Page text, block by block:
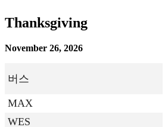
Thanksgiving
November 26, 2026
버스
MAX
WES